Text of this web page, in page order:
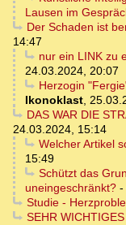
Lausen im
Der Schaden ist
14:47
nur ein LINK zu
24.03.2024, 20:07
Herzogin
Ikonoklast,
DAS WAR DIE
24.03.2024, 15:14
Welcher Artikel
15:49
Schützt das
uneingeschränkt? -
Studie -
SEHR